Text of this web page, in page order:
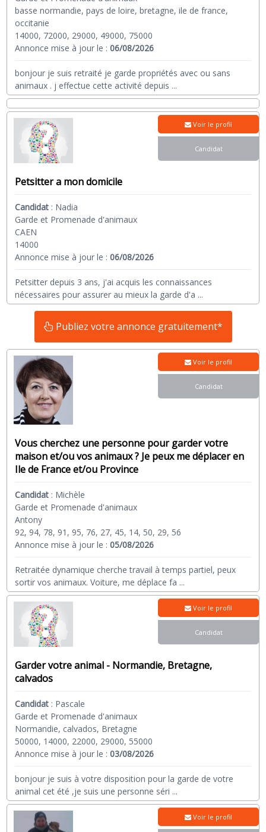
basse normandie, pays de loire, bretagne, ile de france,
occitanie
14000, 72000, 29000, 49000, 75000
Annonce mise à jour le :06/08/2026
bonjour je suis retraité je garde propriétés avec ou sans
animaux . j effectue cette activité depuis ...
Petsitter a mon domicile
Candidat : Nadia
Garde et Promenade d'animaux
CAEN
14000
Annonce mise à jour le :06/08/2026
Petsitter depuis 3 ans, j'ai acquis les connaissances
nécessaires pour assurer au mieux la garde d'a ...
Voir le profil
Candidat
Publiez votre annonce gratuitement*
Vous cherchez une personne pour garder votre
maison et/ou vos animaux ? Je peux me déplacer en
Ile de France et/ou Province
Candidat : Michèle
Garde et Promenade d'animaux
Antony
92, 94, 78, 91, 95, 76, 27, 45, 14, 50, 29, 56
Annonce mise à jour le :05/08/2026
Retraitée dynamique cherche travail à temps partiel, peux
sortir vos animaux. Voiture, me déplace fa ...
Voir le profil
Candidat
Garder votre animal - Normandie, Bretagne,
calvados
Candidat : Pascale
Garde et Promenade d'animaux
Normandie, calvados, Bretagne
50000, 14000, 22000, 29000, 55000
Annonce mise à jour le :03/08/2026
bonjour je suis à votre disposition pour la garde de votre
animal cet été ,je suis une personne séri ...
Voir le profil
Candidat
Voir le profil